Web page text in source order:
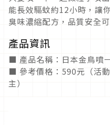
能長效驅蚊約12小時，讓
臭味濃縮配方，品質安全可
產品資訊
■ 產品名稱：日本金鳥噴
■ 參考價格：590元（活
主）